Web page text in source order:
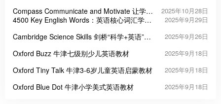
Compass Communicate and Motivate 让学习
者主动开口的四级实用英语教材
2025年10月28日
4500 Key English Words：英语核心词汇学习
2025年9月29日
Cambridge Science Skills 剑桥“科学+英语”跨
2025年9月26日
Oxford Buzz 牛津七级别少儿英语教材 2025年9月18日
Oxford Tiny Talk 牛津3-6岁儿童英语启蒙教材 2025年9月18日
Oxford Blue Dot 牛津小学美式英语教材 2025年9月18日